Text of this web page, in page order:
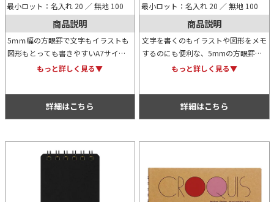
最小ロット：名入れ 20 ／ 無地 100
商品説明
5ｍｍ幅の方眼罫で文字もイラストも
図形もとっても書きやすいA7サイズ
のコンパクトなメモ帳。裏表紙は厚手
もっと詳しく見る▼
詳細はこちら
最小ロット：名入れ 20 ／ 無地 100
商品説明
文字を書くのもイラストや図形をメモ
するのにも便利な、5mmの方眼罫メ
モ帳です。A7のコンパクトなサイズ
もっと詳しく見る▼
詳細はこちら